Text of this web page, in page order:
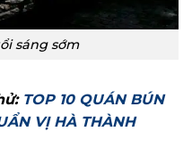
sáng sớm
TOP 10 QUÁN BÚN
VỊ HÀ THÀNH